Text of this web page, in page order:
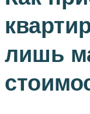
лишь